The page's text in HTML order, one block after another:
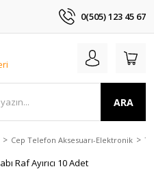
0(505) 123 45 67
ARA
Cep Telefon Aksesuarı-Elektronik